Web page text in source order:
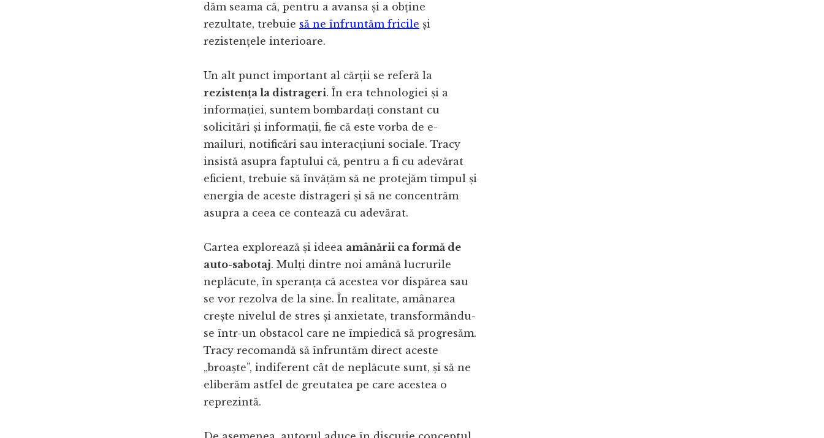
dăm seama că, pentru a avansa și a obține
rezultate, trebuie să ne înfruntăm fricile și
rezistențele interioare.
Un alt punct important al cărții se referă la
rezistența la distrageri. În era tehnologiei și a
informației, suntem bombardați constant cu
solicitări și informații, fie că este vorba de e-
mailuri, notificări sau interacțiuni sociale. Tracy
insistă asupra faptului că, pentru a fi cu adevărat
eficient, trebuie să învățăm să ne protejăm timpul și
energia de aceste distrageri și să ne concentrăm
asupra a ceea ce contează cu adevărat.
Cartea explorează și ideea amânării ca formă de
auto-sabotaj. Mulți dintre noi amână lucrurile
neplăcute, în speranța că acestea vor dispărea sau
se vor rezolva de la sine. În realitate, amânarea
crește nivelul de stres și anxietate, transformându-
se într-un obstacol care ne împiedică să progresăm.
Tracy recomandă să înfruntăm direct aceste
„broaște”, indiferent cât de neplăcute sunt, și să ne
eliberăm astfel de greutatea pe care acestea o
reprezintă.